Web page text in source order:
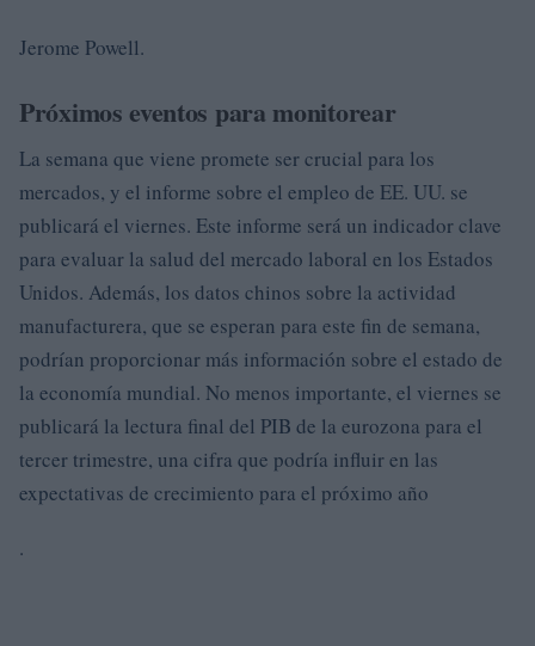
Jerome Powell.
Próximos eventos para monitorear
La semana que viene promete ser crucial para los
mercados, y el informe sobre el empleo de EE. UU. se
publicará el viernes. Este informe será un indicador clave
para evaluar la salud del mercado laboral en los Estados
Unidos. Además, los datos chinos sobre la actividad
manufacturera, que se esperan para este fin de semana,
podrían proporcionar más información sobre el estado de
la economía mundial. No menos importante, el viernes se
publicará la lectura final del PIB de la eurozona para el
tercer trimestre, una cifra que podría influir en las
expectativas de crecimiento para el próximo año
.